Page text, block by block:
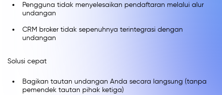
Pengguna tidak menyelesaikan pendaftaran melalui alur
undangan
CRM broker tidak sepenuhnya terintegrasi dengan
undangan
Solusi cepat
Bagikan tautan undangan Anda secara langsung (tanpa
pemendek tautan pihak ketiga)